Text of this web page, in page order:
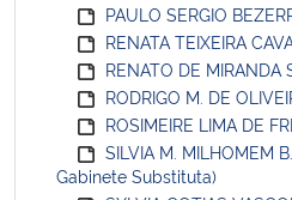
PAULO SERGIO
RENATA TEIXEIRA
RENATO DE MIRANDA
RODRIGO M. DE
ROSIMEIRE LIMA DE
SILVIA M. MILHOMEM
Gabinete Substituta)